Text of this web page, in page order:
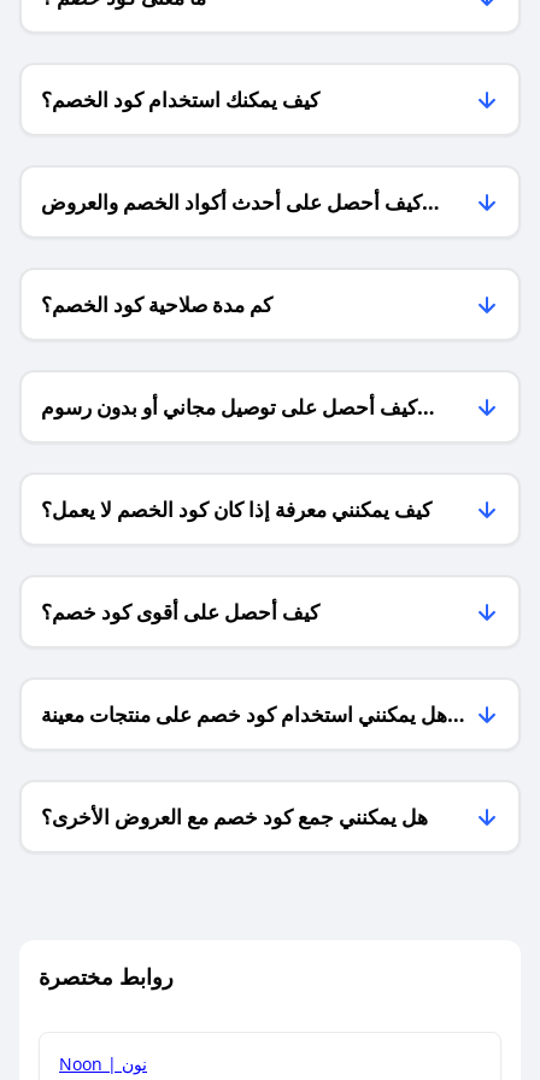
كيف يمكنك استخدام كود الخصم؟
كيف أحصل على أحدث أكواد الخصم والعروض
للمتاجر؟
كم مدة صلاحية كود الخصم؟
كيف أحصل على توصيل مجاني أو بدون رسوم
الشحن ؟
كيف يمكنني معرفة إذا كان كود الخصم لا يعمل؟
كيف أحصل على أقوى كود خصم؟
هل يمكنني استخدام كود خصم على منتجات معينة
فقط؟
هل يمكنني جمع كود خصم مع العروض الأخرى؟
روابط مختصرة
Noon | نون